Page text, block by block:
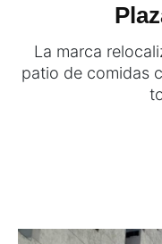
La marca
patio de comidas